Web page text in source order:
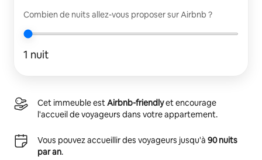
Combien de nuits allez-vous proposer sur Airbnb ?
1 nuit
Cet immeuble estAirbnb-friendlyet encourage
l'accueil de voyageurs dans votre appartement.
Vous pouvez accueillir des voyageurs jusqu'à 90 nuits
par an.